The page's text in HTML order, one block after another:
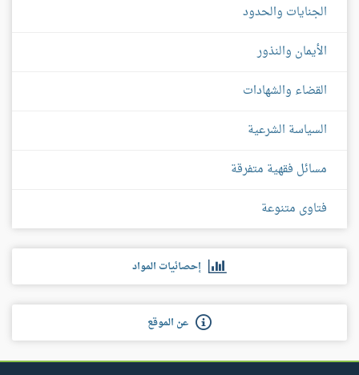
الجنايات والحدود
الأيمان والنذور
القضاء والشهادات
السياسة الشرعية
مسائل فقهية متفرقة
فتاوى متنوعة
إحصائيات المواد
عن الموقع